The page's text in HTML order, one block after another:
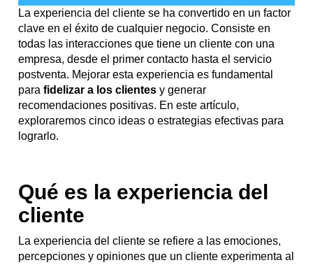
La experiencia del cliente se ha convertido en un factor
clave en el éxito de cualquier negocio. Consiste en
todas las interacciones que tiene un cliente con una
empresa, desde el primer contacto hasta el servicio
postventa. Mejorar esta experiencia es fundamental
para fidelizar a los clientes y generar
recomendaciones positivas. En este artículo,
exploraremos cinco ideas o estrategias efectivas para
lograrlo.
Qué es la experiencia del
cliente
La experiencia del cliente se refiere a las emociones,
percepciones y opiniones que un cliente experimenta al